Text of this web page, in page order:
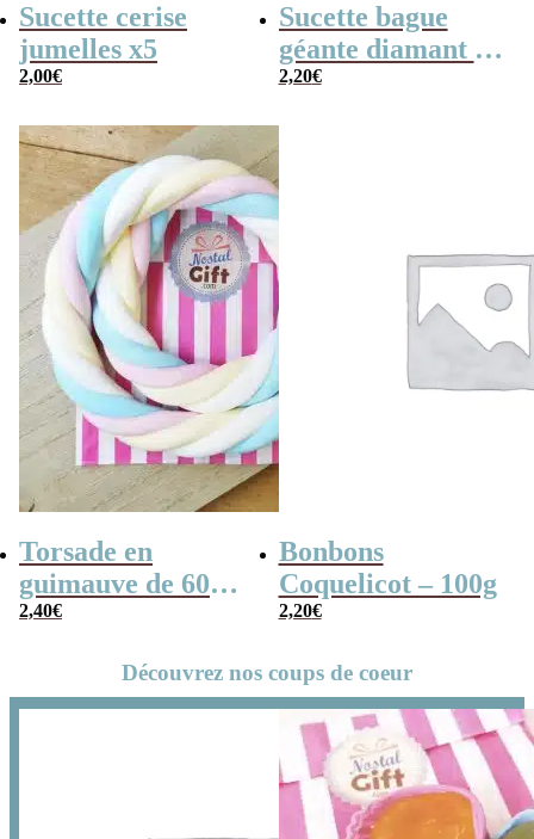
Sucette cerise
jumelles x5
2,00€
Sucette bague
géante diamant –
Ring Pop
2,20€
Torsade en
guimauve de 60
cm – Cable de
2,40€
Bonbons
Coquelicot – 100g
2,20€
Découvrez nos coups de coeur